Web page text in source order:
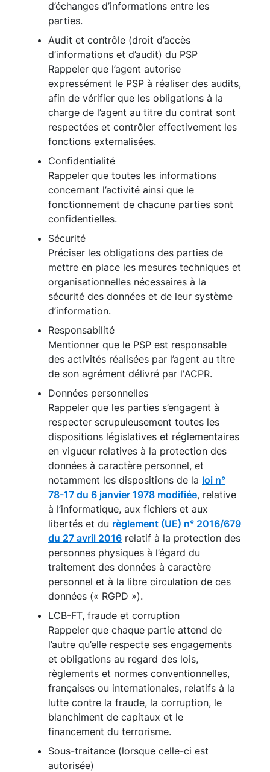
d’échanges d’informations entre les
parties.
Audit et contrôle (droit d’accès
d’informations et d’audit) du PSP
Rappeler que l’agent autorise
expressément le PSP à réaliser des audits,
afin de vérifier que les obligations à la
charge de l’agent au titre du contrat sont
respectées et contrôler effectivement les
fonctions externalisées.
Confidentialité
Rappeler que toutes les informations
concernant l’activité ainsi que le
fonctionnement de chacune parties sont
confidentielles.
Sécurité
Préciser les obligations des parties de
mettre en place les mesures techniques et
organisationnelles nécessaires à la
sécurité des données et de leur système
d’information.
Responsabilité
Mentionner que le PSP est responsable
des activités réalisées par l’agent au titre
de son agrément délivré par l'ACPR.
Données personnelles
Rappeler que les parties s’engagent à
respecter scrupuleusement toutes les
dispositions législatives et réglementaires
en vigueur relatives à la protection des
données à caractère personnel, et
notamment les dispositions de la loi n°
78-17 du 6 janvier 1978 modifiée, relative
à l’informatique, aux fichiers et aux
libertés et du règlement (UE) n° 2016/679
du 27 avril 2016 relatif à la protection des
personnes physiques à l’égard du
traitement des données à caractère
personnel et à la libre circulation de ces
données (« RGPD »).
LCB-FT, fraude et corruption
Rappeler que chaque partie attend de
l’autre qu’elle respecte ses engagements
et obligations au regard des lois,
règlements et normes conventionnelles,
françaises ou internationales, relatifs à la
lutte contre la fraude, la corruption, le
blanchiment de capitaux et le
financement du terrorisme.
Sous-traitance (lorsque celle-ci est
autorisée)